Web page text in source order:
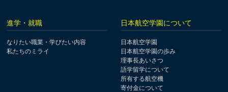
進学・就職
なりたい職業・学びたい内容
私たちのミライ
日本航空学園について
日本航空学園
日本航空学園の歩み
理事長あいさつ
語学留学について
所有する航空機
寄付金について